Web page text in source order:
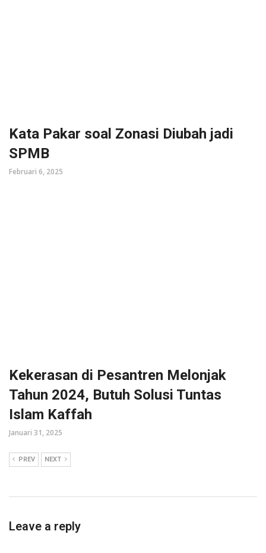
Kata Pakar soal Zonasi Diubah jadi
SPMB
Februari 6, 2025
Kekerasan di Pesantren Melonjak
Tahun 2024, Butuh Solusi Tuntas
Islam Kaffah
Januari 31, 2025
PREV NEXT
Leave a reply